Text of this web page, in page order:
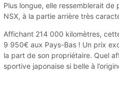
Plus longue, elle ressemblerait de
NSX, à la partie arrière très
Affichant 214 000 kilomètres,
9 950€ aux Pays-Bas ! Un prix
la part de son propriétaire. Quel
sportive japonaise si belle à